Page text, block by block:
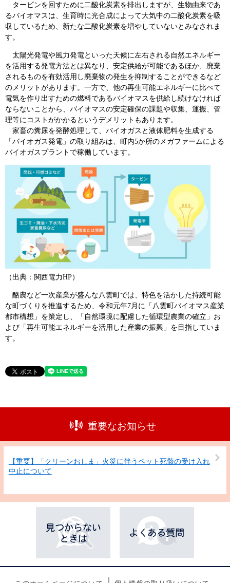
タービンを回すために二酸化炭素を排出しますが、生物由来であ
るバイオマスは、生育時に光合成によって大気中の二酸化炭素を吸
収しているため、新たな二酸化炭素を増やしていないとみなされま
す。
太陽光発電や風力発電といった天候に左右される自然エネルギー
を活用する発電方法とは異なり、安定供給が可能であるほか、廃棄
されるものを有効活用し廃棄物の発生を抑制することができるなど
のメリットがあります。一方で、他の再生可能エネルギーに比べて
電気を作り出すための燃料であるバイオマスを供給し続けなければ
ならないことから、バイオマスの安定確保の課題や収集、運搬、管
理等にコストがかかるというデメリットもあります。
家畜の糞尿を発酵処理して、バイオガスと液体肥料を生成する
「バイオガス発電」の取り組みは、町内5か所のメガファームによる
バイオガスプラントで稼働しています。
（出典：関西電力HP）
酪農など一次産業が盛んな八雲町では、特色を活かした持続可能
な町づくりを推進するため、令和元年7月に「八雲町バイオマス産業
都市構想」を策定し、「自然環境に配慮した循環型農業の確立」お
よび「再生可能エネルギーを活用した産業の振興」を目指していま
す。
重要なお知らせ
【重要】「クリーンおしま」火災に伴うペット死骸の受け入れ
中止について